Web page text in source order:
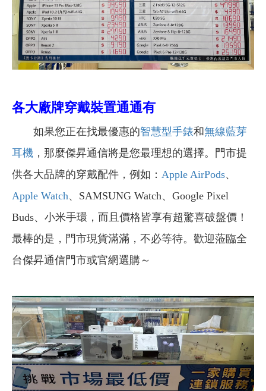
各大廠牌穿戴裝置通通有
如果您正在找最優惠的智慧型手錶和無線藍芽
耳機 ，那麼傑昇通信將是您最理想的選擇。門市提
供各大品牌的穿戴配件，例如： Apple AirPods、
Apple Watch、SAMSUNG Watch、Google Pixel
Buds、小米手環，而且價格皆享有超驚喜破盤價！
最棒的是，門市現貨滿滿，不必等待。歡迎蒞臨全
台傑昇通信門市或官網選購～